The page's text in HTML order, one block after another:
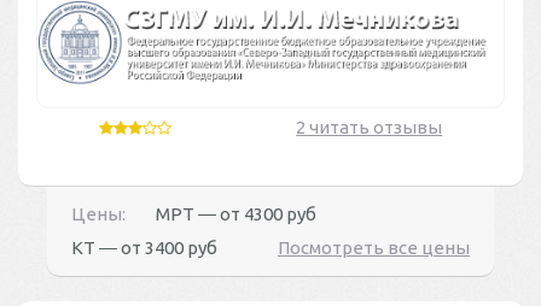
2 читать отзывы
Цены: МРТ ― от 4300 руб
КТ ― от 3400 руб Посмотреть все цены